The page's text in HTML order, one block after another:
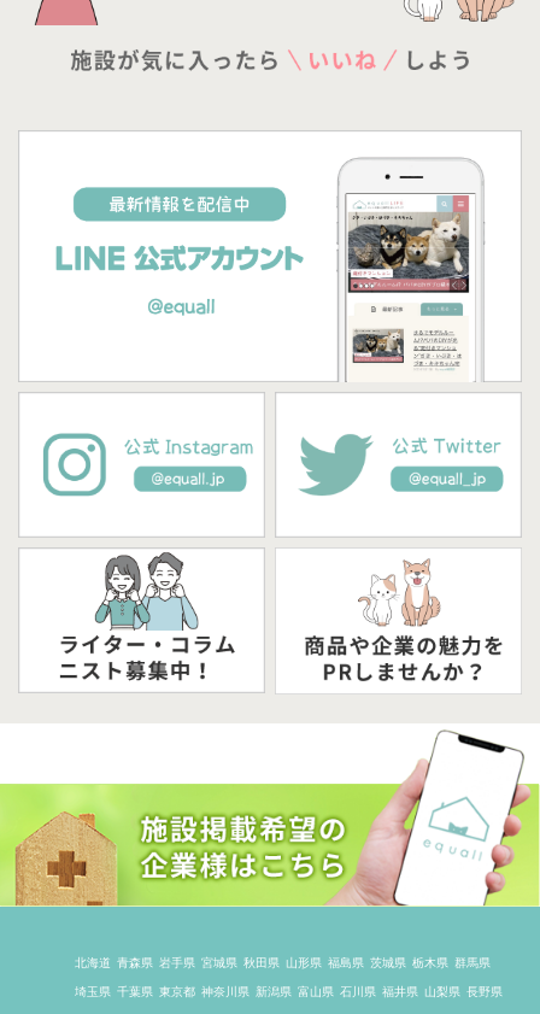
北海道 青森県 岩手県 宮城県 秋田県 山形県 福島県 茨城県 栃木県 群馬県
埼玉県 千葉県 東京都 神奈川県 新潟県 富山県 石川県 福井県 山梨県 長野県